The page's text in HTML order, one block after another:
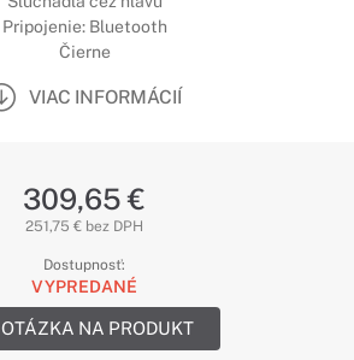
Pripojenie: Bluetooth
Čierne
VIAC INFORMÁCIÍ
309,65 €
251,75 € bez DPH
Dostupnosť:
VYPREDANÉ
OTÁZKA NA PRODUKT